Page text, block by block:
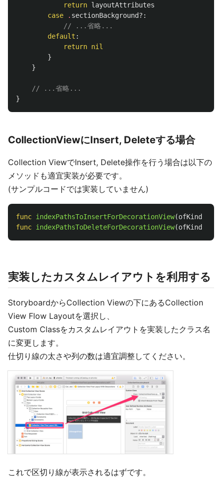
return layoutAttributes
case
. sectionBackground?:
// ...省略...
default :
return nil
}
}
// ...省略...
}
CollectionViewにInsert, Deleteする場合
Collection ViewでInsert, Delete操作を行う場合は以下の
メソッドも適宜実装が必要です。
(サンプルコードでは実装していません)
func indexPathsToInsertForDecorationView(ofKind
func indexPathsToDeleteForDecorationView(ofKind
実装したカスタムレイアウトを利用する
StoryboardからCollection Viewの下にあるCollection
View Flow Layoutを選択し、
Custom Classをカスタムレイアウトを実装したクラス名
に変更します。
仕切り線の太さや列の数は適宜調整してください。
これで区切り線が表示されるはずです。